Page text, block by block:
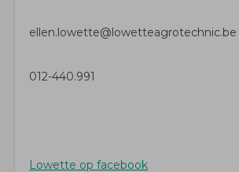
ellen.lowette@lowetteagrotechnic.be
012-440.991
Lowette op facebook